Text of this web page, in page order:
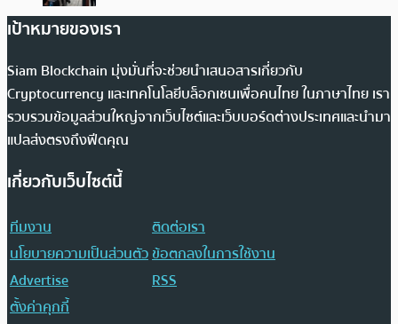
เป้าหมายของเรา
Siam Blockchain มุ่งมั่นที่จะช่วยนำเสนอสารเกี่ยวกับ
Cryptocurrency และเทคโนโลยีบล็อกเชนเพื่อคนไทย ในภาษาไทย เรา
รวบรวมข้อมูลส่วนใหญ่จากเว็บไซต์และเว็บบอร์ดต่างประเทศและนำมา
แปลส่งตรงถึงฟีดคุณ
เกี่ยวกับเว็บไซต์นี้
ทีมงาน
ติดต่อเรา
นโยบายความเป็นส่วนตัวข้อตกลงในการใช้งาน
Advertise
RSS
ตั้งค่าคุกกี้